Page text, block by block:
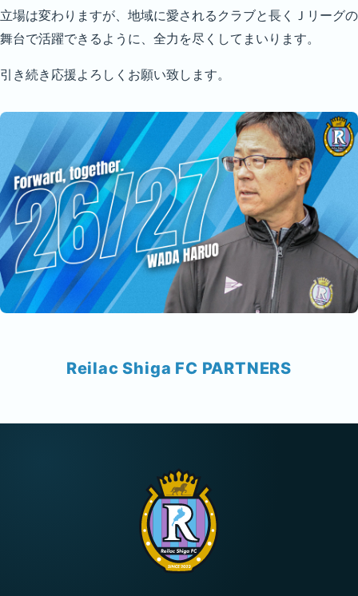
立場は変わりますが、地域に愛されるクラブと長くＪリーグの
舞台で活躍できるように、全力を尽くしてまいります。
引き続き応援よろしくお願い致します。
Reilac Shiga FC PARTNERS